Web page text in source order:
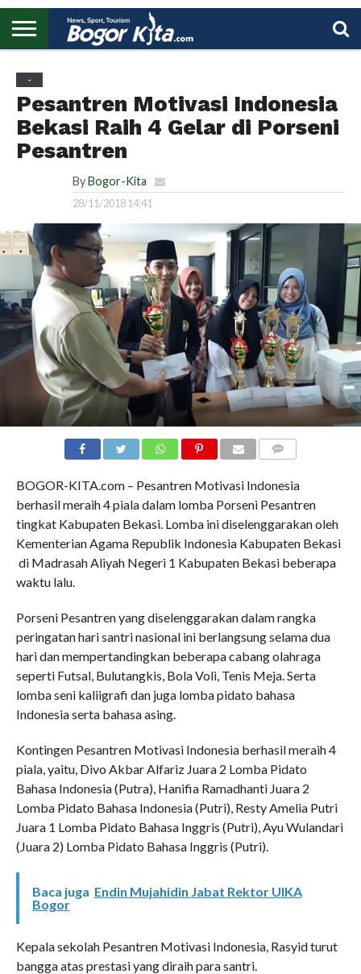
-
Pesantren Motivasi Indonesia
Bekasi Raih 4 Gelar di Porseni
Pesantren
By Bogor-Kita
28/11/2018 14:41
BOGOR-KITA.com – Pesantren Motivasi Indonesia
berhasil meraih 4 piala dalam lomba Porseni Pesantren
tingkat Kabupaten Bekasi. Lomba ini diselenggarakan oleh
Kementerian Agama Republik Indonesia Kabupaten Bekasi
di Madrasah Aliyah Negeri 1 Kabupaten Bekasi beberapa
waktu lalu.
Porseni Pesantren yang diselenggarakan dalam rangka
peringatan hari santri nasional ini berlangsung selama dua
hari dan mempertandingkan beberapa cabang olahraga
seperti Futsal, Bulutangkis, Bola Voli, Tenis Meja. Serta
lomba seni kaliigrafi dan juga lomba pidato bahasa
Indonesia serta bahasa asing.
Kontingen Pesantren Motivasi Indonesia berhasil meraih 4
piala, yaitu, Divo Akbar Alfariz Juara 2 Lomba Pidato
Bahasa Indonesia (Putra), Hanifia Ramadhanti Juara 2
Lomba Pidato Bahasa Indonesia (Putri), Resty Amelia Putri
Juara 1 Lomba Pidato Bahasa Inggris (Putri), Ayu Wulandari
(Juara 2) Lomba Pidato Bahasa Inggris (Putri).
Baca juga Endin Mujahidin Jabat Rektor UIKA
Bogor
Kepala sekolah Pesantren Motivasi Indonesia, Rasyid turut
bangga atas prestasi yang diraih para santri.